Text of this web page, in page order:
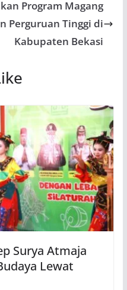
Program Magang
Perguruan Tinggi di
Kabupaten Bekasi
Surya Atmaja
Lewat